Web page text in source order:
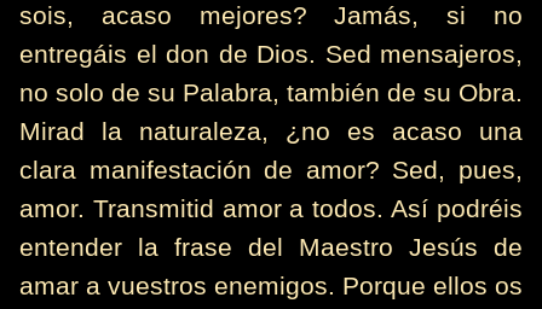
sois, acaso mejores? Jamás, si no
entregáis el don de Dios. Sed mensajeros,
no solo de su Palabra, también de su Obra.
Mirad la naturaleza, ¿no es acaso una
clara manifestación de amor? Sed, pues,
amor. Transmitid amor a todos. Así podréis
entender la frase del Maestro Jesús de
amar a vuestros enemigos. Porque ellos os